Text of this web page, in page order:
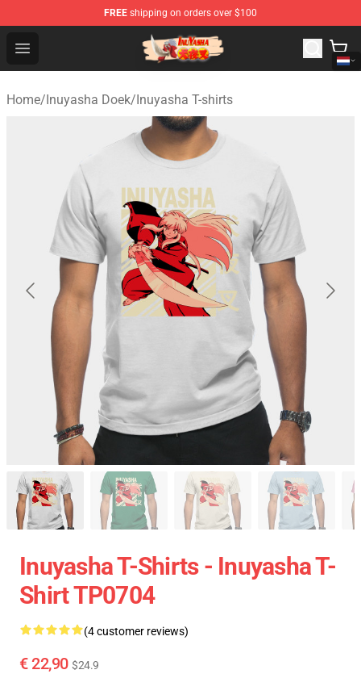
FREE shipping on orders over $100
Open menu
Inuyasha Store - Official Inuyasha Merchandise Shop
Home/Inuyasha Doek/Inuyasha T-shirts
Inuyasha T-Shirts - Inuyasha T-
Shirt TP0704
(4 customer reviews)
€ 22,90 $24.9